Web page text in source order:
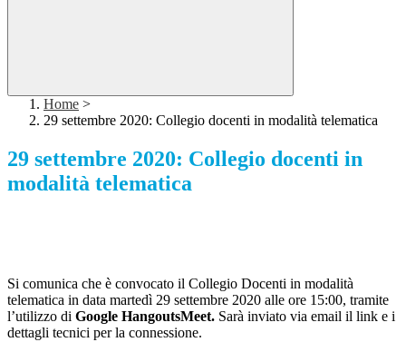
Home >
29 settembre 2020: Collegio docenti in modalità telematica
29 settembre 2020: Collegio docenti in
modalità telematica
Si comunica che è convocato il Collegio Docenti in modalità
telematica in data martedì 29 settembre 2020 alle ore 15:00, tramite
l’utilizzo di Google HangoutsMeet. Sarà inviato via email il link e i
dettagli tecnici per la connessione.